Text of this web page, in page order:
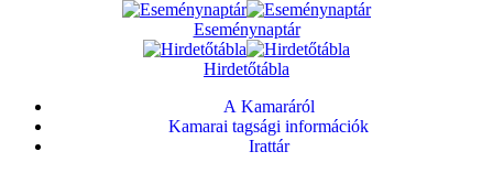
Eseménynaptár
Hirdetőtábla
A Kamaráról
Kamarai tagsági információk
Irattár